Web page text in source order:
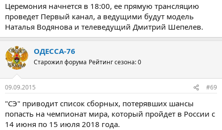
Церемония начнется в 18:00, ее прямую трансляцию
проведет Первый канал, а ведущими будут модель
Наталья Водянова и телеведущий Дмитрий Шепелев.
ОДЕССА-76
Старожил форума Рейтинг сезона: 0
09.09.2015 #69
"СЭ" приводит список сборных, потерявших шансы
попасть на чемпионат мира, который пройдет в России с
14 июня по 15 июля 2018 года.